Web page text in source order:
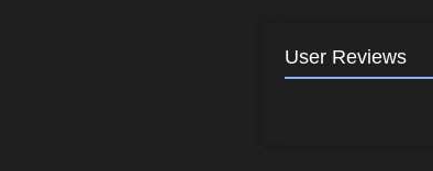
User Reviews